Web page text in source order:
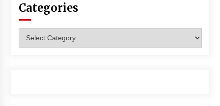
Categories